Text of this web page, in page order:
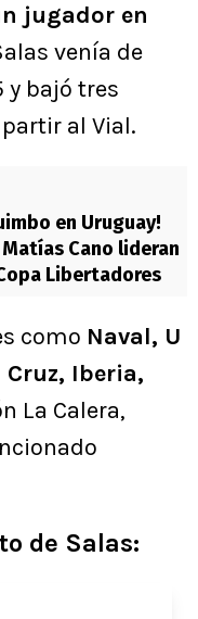
jugador en
venía de
y bajó tres
al Vial.
en Uruguay!
Cano lideran
Libertadores
como Naval, U
Cruz, Iberia,
La Calera,
de Salas: